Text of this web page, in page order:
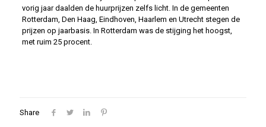
vorig jaar daalden de huurprijzen zelfs licht. In de gemeenten
Rotterdam, Den Haag, Eindhoven, Haarlem en Utrecht stegen de
prijzen op jaarbasis. In Rotterdam was de stijging het hoogst,
met ruim 25 procent.
Share